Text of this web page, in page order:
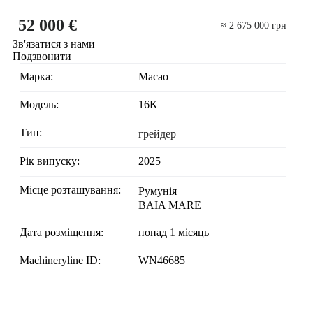
52 000 € ≈ 2 675 000 грн
Зв'язатися з нами
Подзвонити
Марка:
Macao
Модель: 16K
Тип: грейдер
Рік випуску: 2025
Місце розташування:
Румунія
BAIA MARE
Дата розміщення: понад 1 місяць
Machineryline ID: WN46685